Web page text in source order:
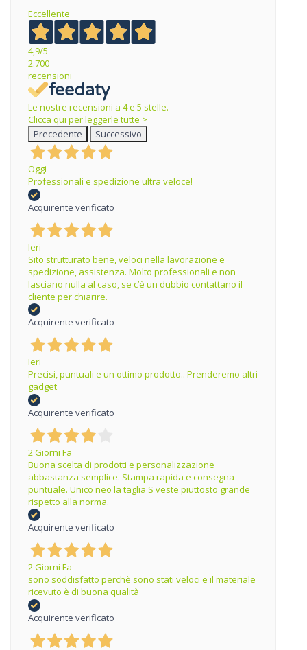
Eccellente
4,9/5
2.700
recensioni
Le nostre recensioni a 4 e 5 stelle.
Clicca qui per leggerle tutte >
Precedente
Successivo
Oggi
Professionali e spedizione ultra veloce!
Acquirente verificato
Ieri
Sito strutturato bene, veloci nella lavorazione e
spedizione, assistenza. Molto professionali e non
lasciano nulla al caso, se c’è un dubbio contattano il
cliente per chiarire.
Acquirente verificato
Ieri
Precisi, puntuali e un ottimo prodotto.. Prenderemo altri
gadget
Acquirente verificato
2 Giorni Fa
Buona scelta di prodotti e personalizzazione
abbastanza semplice. Stampa rapida e consegna
puntuale. Unico neo la taglia S veste piuttosto grande
rispetto alla norma.
Acquirente verificato
2 Giorni Fa
sono soddisfatto perchè sono stati veloci e il materiale
ricevuto è di buona qualità
Acquirente verificato